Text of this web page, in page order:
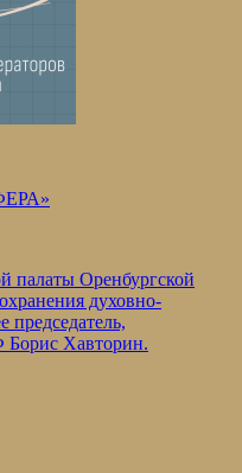
палаты Оренбургской
духовно-
председатель,
Борис Хавторин.